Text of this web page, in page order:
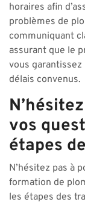
horaires afin
problèmes de
communiquant
assurant que le
vous
délais convenus.
vos
étapes
N’hésitez pas à
formation de
les étapes des